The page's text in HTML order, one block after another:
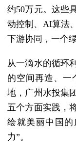
约50万元。这些
动控制、AI算法
下游协同，一个
从一滴水的循环
的空间再造、一
地，广州水投集
五个方面实践，
绘就美丽中国
力”。